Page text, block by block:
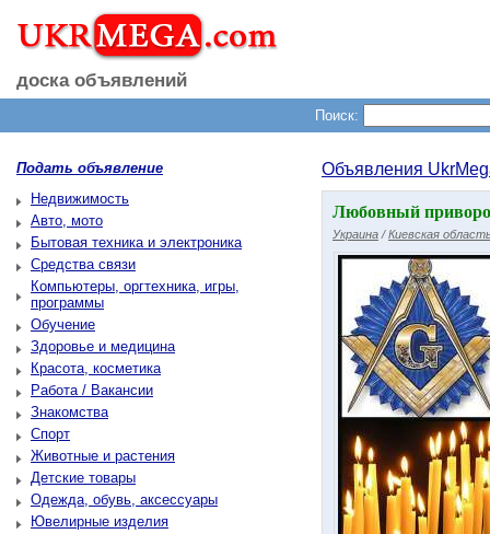
доска объявлений
Поиск:
Подать объявление
Недвижимость
Авто, мото
Бытовая техника и электроника
Средства связи
Компьютеры, оргтехника, игры,
программы
Обучение
Здоровье и медицина
Красота, косметика
Работа / Вакансии
Знакомства
Спорт
Животные и растения
Детские товары
Одежда, обувь, аксессуары
Ювелирные изделия
Объявления
Любовный
Украина /Киевская